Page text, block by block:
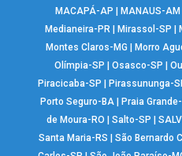
MACAPÁ-AP
MANAUS-AM
Medianeira-PR
Mirassol-SP
Montes Claros-MG
Morro
Olímpia-SP
|Osasco-SP |
Piracicaba-SP
Pirassununga-
Porto Seguro-BA| Praia
de Moura-RO
|Salto-SP |
Santa Maria-RS
São Bernardo